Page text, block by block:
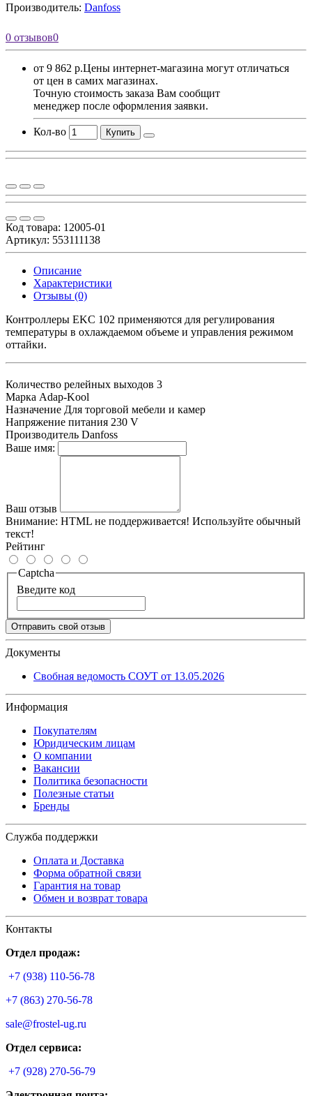
Производитель: Danfoss
0 отзывов0
от 9 862 р.Цены интернет-магазина могут отличаться
от цен в самих магазинах.
Точную стоимость заказа Вам сообщит
менеджер после оформления заявки.
Кол-во Купить
Код товара: 12005-01
Артикул: 553111138
Описание
Характеристики
Отзывы (0)
Контроллеры EKC 102 применяются для регулирования
температуры в охлаждаемом объеме и управления режимом
оттайки.
Количество релейных выходов 3
Марка Adap-Kool
Назначение Для торговой мебели и камер
Напряжение питания 230 V
Производитель Danfoss
Ваше имя:
Ваш отзыв
Внимание: HTML не поддерживается! Используйте обычный
текст!
Рейтинг
Captcha
Введите код
Отправить свой отзыв
Документы
Свобная ведомость СОУТ от 13.05.2026
Информация
Покупателям
Юридическим лицам
О компании
Вакансии
Политика безопасности
Полезные статьи
Бренды
Служба поддержки
Оплата и Доставка
Форма обратной связи
Гарантия на товар
Обмен и возврат товара
Контакты
Отдел продаж:
+7 (938) 110-56-78
+7 (863) 270-56-78
sale@frostel-ug.ru
Отдел сервиса:
+7 (928) 270-56-79